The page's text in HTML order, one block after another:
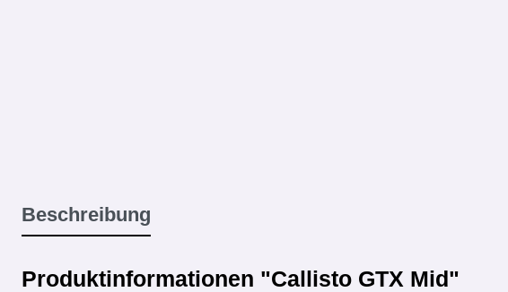
Beschreibung
Produktinformationen "Callisto GTX Mid"